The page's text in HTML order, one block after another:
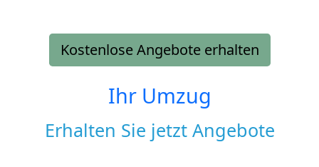
Kostenlose Angebote erhalten
Ihr Umzug
Erhalten Sie jetzt Angebote